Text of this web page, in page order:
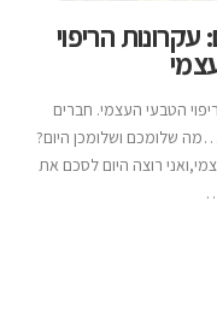
– סיכום: עקרונות הריפוי
הריפוי הטבעי העצמי. חברים
שלומכם ושלומכן היום?
העצמי,ואני רוצה היום לסכם את